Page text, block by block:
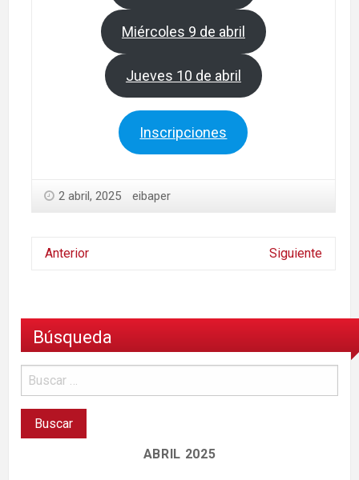
Miércoles 9 de abril
Jueves 10 de abril
Inscripciones
2 abril, 2025 eibaper
Anterior Siguiente
Búsqueda
ABRIL 2025